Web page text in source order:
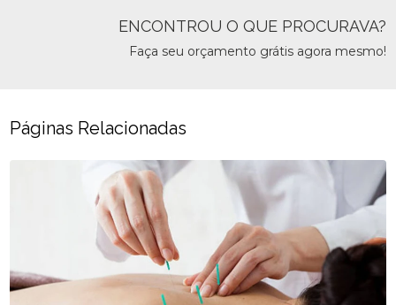
ENCONTROU O QUE PROCURAVA?
Faça seu orçamento grátis agora mesmo!
Páginas Relacionadas